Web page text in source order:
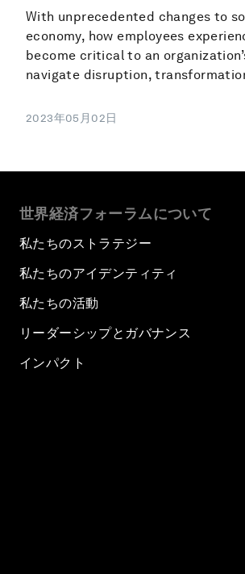
With unprecedented changes to
economy, how employees
become critical to an
navigate disruption,
2023年05月02日
世界経済フォーラムについて
私たちのストラテジー
私たちのアイデンティティ
私たちの活動
リーダーシップとガバナンス
インパクト